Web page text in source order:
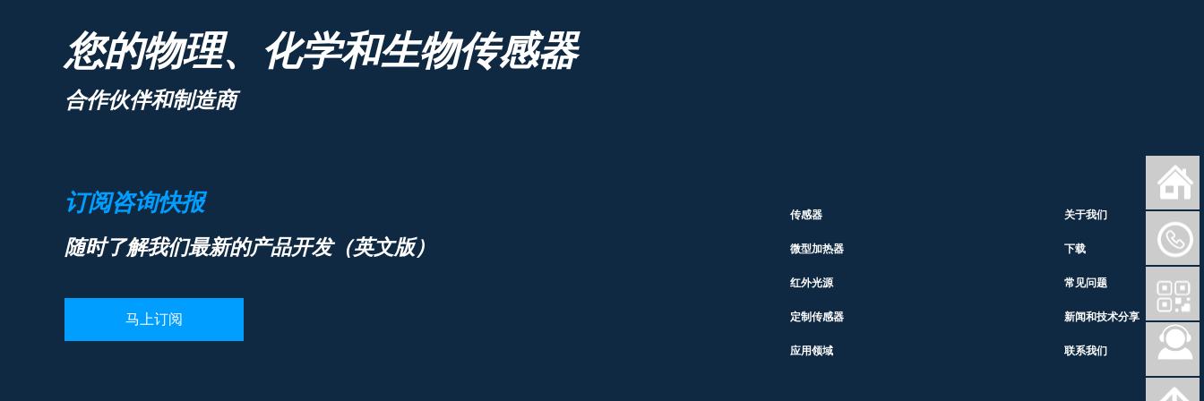
您的物理、化学和生物传感器
合作伙伴和制造商
订阅咨询快报
随时了解我们最新的产品开发（英文版）
马上订阅
传感器
微型加热器
红外光源
定制传感器
应用领域
关于我们
下载
常见问题
新闻和技术分享
联系我们